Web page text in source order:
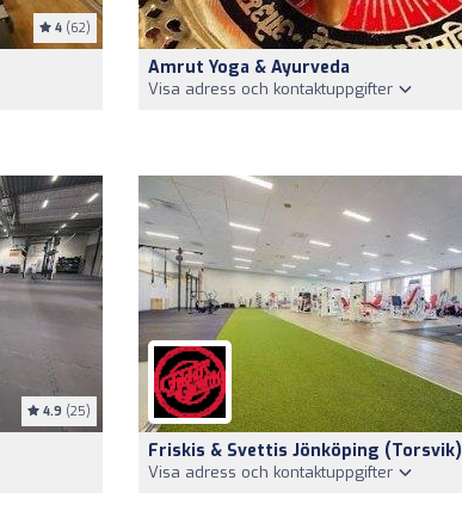
4 (62)
Amrut Yoga & Ayurveda
Visa adress och kontaktuppgifter
4.9 (25)
Friskis & Svettis Jönköping (Torsvik)
Visa adress och kontaktuppgifter